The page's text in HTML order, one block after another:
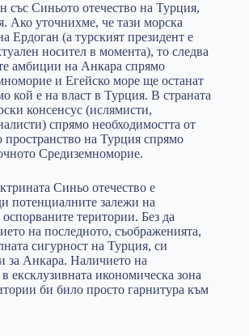
със Синьото отечество на Турция,
Ако уточнихме, че тази морска
Ердоган (а турският президент е
носител в момента), то следва
амбиции на Анкара спрямо
и Егейско море ще останат
кой е на власт в Турция. В страната
консенсус (ислямисти,
спрямо необходимостта от
пространство на Турция спрямо
Средиземноморие.
Синьо отечество е
потенциалните залежи на
територии. Без да
на последното, съображенията,
сигурност на Турция, си
за Анкара. Наличието на
ексклузивната икономическа зона
би било просто гарнитура към